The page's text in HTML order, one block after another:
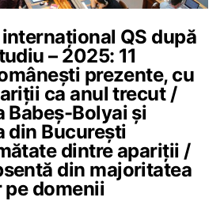
QS după
– 2025: 11
prezente, cu
ca anul trecut /
Babeș-Bolyai și
din București
dintre apariții /
din majoritatea
domenii